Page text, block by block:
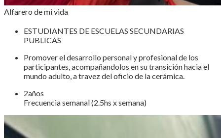
Alfarero de mi vida
ESTUDIANTES DE ESCUELAS SECUNDARIAS
PUBLICAS
Promover el desarrollo personal y profesional de los
participantes, acompañandolos en su transición hacia el
mundo adulto, a travez del oficio de la cerámica.
2años
Frecuencia semanal (2.5hs x semana)